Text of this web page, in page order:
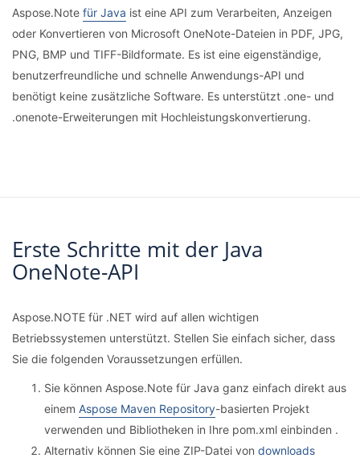
Aspose.Note für Java ist eine API zum Verarbeiten, Anzeigen
oder Konvertieren von Microsoft OneNote-Dateien in PDF, JPG,
PNG, BMP und TIFF-Bildformate. Es ist eine eigenständige,
benutzerfreundliche und schnelle Anwendungs-API und
benötigt keine zusätzliche Software. Es unterstützt .one- und
.onenote-Erweiterungen mit Hochleistungskonvertierung.
Erste Schritte mit der Java
OneNote-API
Aspose.NOTE für .NET wird auf allen wichtigen
Betriebssystemen unterstützt. Stellen Sie einfach sicher, dass
Sie die folgenden Voraussetzungen erfüllen.
Sie können Aspose.Note für Java ganz einfach direkt aus
einem Aspose Maven Repository-basierten Projekt
verwenden und Bibliotheken in Ihre pom.xml einbinden .
Alternativ können Sie eine ZIP-Datei von downloads